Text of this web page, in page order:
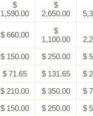
$
1,590.00
$
2,650.00
$ 660.00
$
1,100.00
$ 150.00 $ 250.00
$
$ 71.65 $ 131.65
$
$ 210.00 $ 350.00
$
$ 150.00 $ 250.00
$